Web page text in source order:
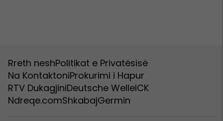
Rreth neshPolitikat e Privatësisë
Na KontaktoniProkurimi i Hapur
RTV DukagjiniDeutsche WelleICK
Ndreqe.comShkabajGermin